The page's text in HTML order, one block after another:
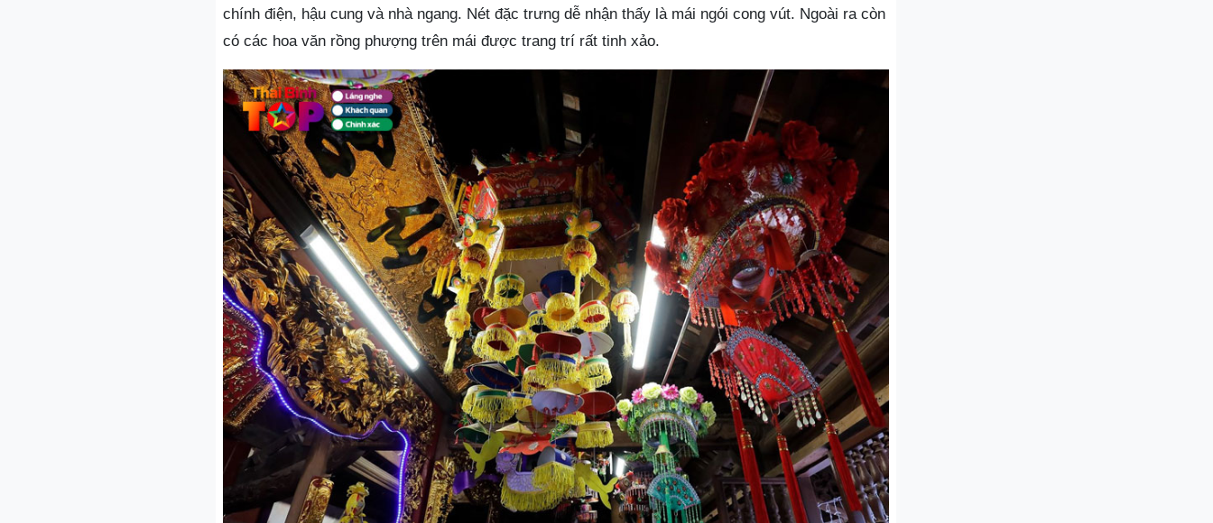
chính điện, hậu cung và nhà ngang. Nét đặc trưng dễ nhận thấy là mái ngói cong vút. Ngoài ra còn
có các hoa văn rồng phượng trên mái được trang trí rất tinh xảo.